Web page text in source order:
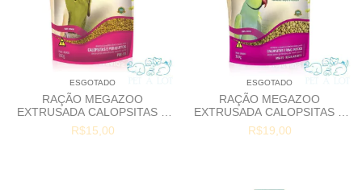
ESGOTADO
RAÇÃO MEGAZOO
EXTRUSADA CALOPSITAS E
PERIQUITOS MINI BITS -
PM13 - 350G
R$15,00
ESGOTADO
RAÇÃO MEGAZOO
EXTRUSADA CALOPSITAS E
RING NECKS REGULAR BITS
- 350G
R$19,00